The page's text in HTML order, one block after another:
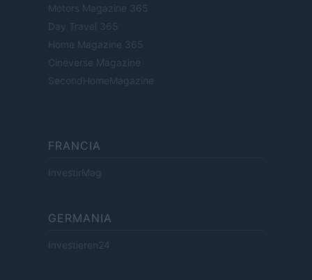
Motors Magazine 365
Day Travel 365
Home Magazine 365
Cineverse Magazine
SecondHomeMagazine
FRANCIA
InvestirMag
GERMANIA
Investieren24